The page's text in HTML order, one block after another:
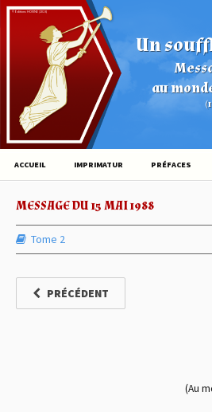
Un
au
© Éditions HOVINE (2026)
ACCUEIL IMPRIMATUR PRÉFACES
MESSAGE DU 15 MAI 1988
Tome 2
PRÉCÉDENT
(Au